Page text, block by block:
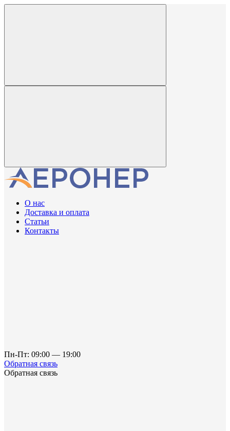
О нас
Доставка и оплата
Статьи
Контакты
Пн-Пт: 09:00 — 19:00
Обратная связь
Обратная связь